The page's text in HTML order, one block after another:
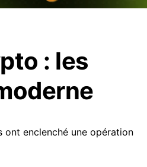
: les
ont enclenché une opération